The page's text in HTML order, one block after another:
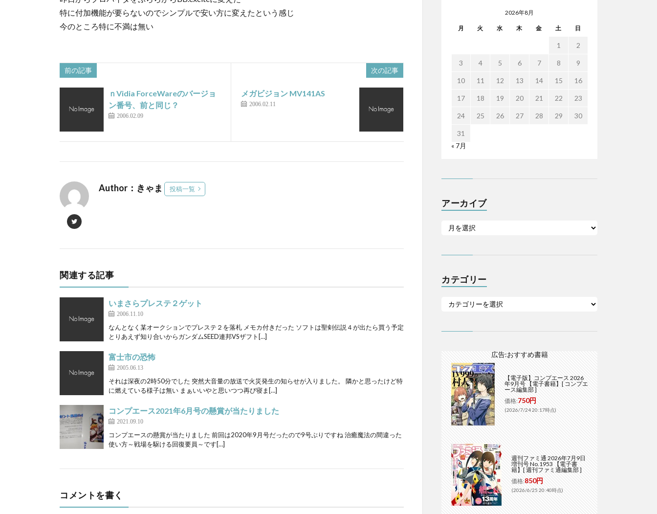
特に付加機能が要らないのでシンプルで安い方に変えたという感じ
今のところ特に不満は無い
前の記事
ｎVidia ForceWareのバージョ
ン番号、前と同じ？
2006.02.09
次の記事
メガビジョン MV141AS
2006.02.11
Author：きゃま 投稿一覧
関連する記事
いまさらプレステ２ゲット
2006.11.10
なんとなく某オークションでプレステ２を落札 メモカ付きだった ソフトは聖剣伝説４が出たら買う予定
とりあえず知り合いからガンダムSEED連邦VSザフト[…]
富士市の恐怖
2005.06.13
それは深夜の2時50分でした 突然大音量の放送で火災発生の知らせが入りました。 隣かと思ったけど特
に燃えている様子は無い まぁいいやと思いつつ再び寝ま[…]
コンプエース2021年6月号の懸賞が当たりました
2021.09.10
コンプエースの懸賞が当たりました 前回は2020年9月号だったので9号ぶりですね 治癒魔法の間違った
使い方～戦場を駆ける回復要員～です[…]
コメントを書く
2026年8月
月 火 水 木 金 土 日
1 2
3 4 5 6 7 8 9
10 11 12 13 14 15 16
17 18 19 20 21 22 23
24 25 26 27 28 29 30
31
« 7月
アーカイブ
カテゴリー
広告:おすすめ書籍
【電子版】コンプエース 2026
年9月号 【電子書籍】[ コンプエ
ース編集部 ]
価格:750円
(2026/7/24 20:17時点)
週刊ファミ通 2026年7月9日
増刊号 No.1953 【電子書
籍】[ 週刊ファミ通編集部 ]
価格:850円
(2026/6/25 20:40時点)